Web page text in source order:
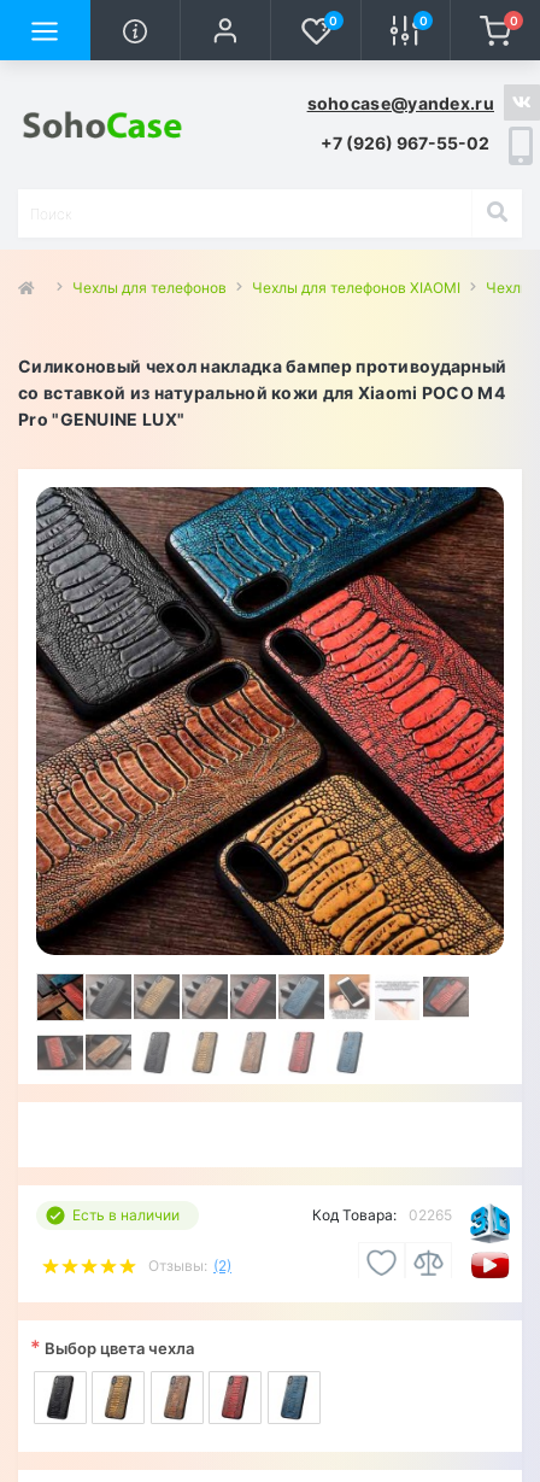
0 0 0
sohocase@yandex.ru
+7 (926) 967-55-02
Чехлы для телефонов Чехлы для телефонов XIAOMI Чехлы
Силиконовый чехол накладка бампер противоударный
со вставкой из натуральной кожи для Xiaomi POCO M4
Pro "GENUINE LUX"
Есть в наличии
Отзывы: (2)
Код Товара: 02265
* Выбор цвета чехла